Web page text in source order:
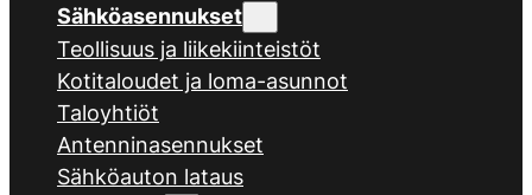
Sähköasennukset
Teollisuus ja liikekiinteistöt
Kotitaloudet ja loma-asunnot
Taloyhtiöt
Antenninasennukset
Sähköauton lataus